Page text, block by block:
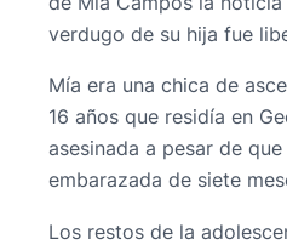
verdugo de su hija fue
Mía era una chica de
16 años que residía en
asesinada a pesar de
embarazada de siete
Los restos de la